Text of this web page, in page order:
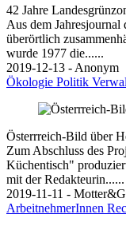
42 Jahre
Aus dem
überörtlich
wurde 1977 die......
2019-12-13 - Anonym
Ökologie Politik
Österrreich-Bild über
Zum Abschluss des
Küchentisch"
mit der Redakteurin......
2019-11-11 -
ArbeitnehmerInnen